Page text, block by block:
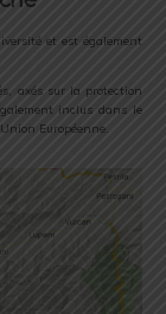
et est également
axés sur la protection
inclus dans le
Européenne.